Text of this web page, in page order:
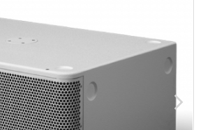
arrow_forward_ios